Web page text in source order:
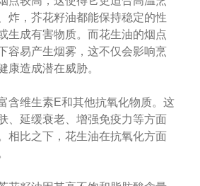
炸，芥花籽油都能保持稳定的性
生成有害物质。而花生油的烟点
容易产生烟雾，这不仅会影响烹
康造成潜在威胁。
含维生素E和其他抗氧化物质。这
、延缓衰老、增强免疫力等方面
相比之下，花生油在抗氧化方面